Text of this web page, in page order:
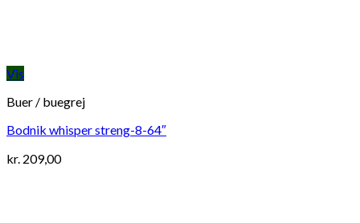
Vis
Buer / buegrej
Bodnik whisper streng-8-64″
kr. 209,00